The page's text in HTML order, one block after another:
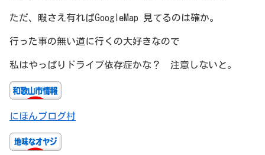
ただ、暇さえ有ればGoogleMap 見てるのは確か。
行った事の無い道に行くの大好きなので
私はやっぱりドライブ依存症かな？ 注意しないと。
にほんブログ村